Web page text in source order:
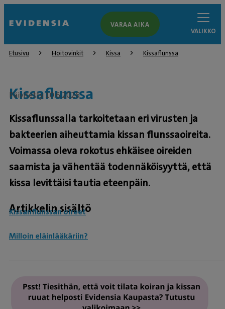
VARAA AIKA
VALIKKO
Etusivu Hoitovinkit Kissa Kissaflunssa
Kissaflunssa
Päivitetty 10.6.2026
Kissaflunssalla tarkoitetaan eri virusten ja
bakteerien aiheuttamia kissan flunssaoireita.
Voimassa oleva rokotus ehkäisee oireiden
saamista ja vähentää todennäköisyyttä, että
kissa levittäisi tautia eteenpäin.
Artikkelin sisältö
Kissanflunssan oireet
Milloin eläinlääkäriin?